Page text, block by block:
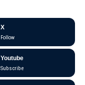
X
Follow
Youtube
Subscribe